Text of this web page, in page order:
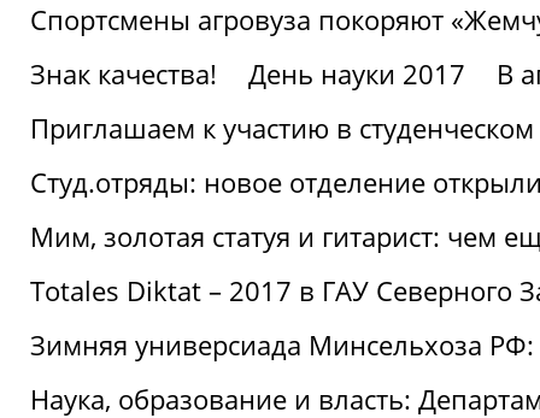
Спортсмены агровуза покоряют
Знак качества!
День науки 2017
В
Приглашаем к участию в
Студ.отряды: новое отделение
Мим, золотая статуя и гитарист: чем
Totales Diktat – 2017 в ГАУ Северного
Зимняя универсиада Минсельхоза
Наука, образование и власть: